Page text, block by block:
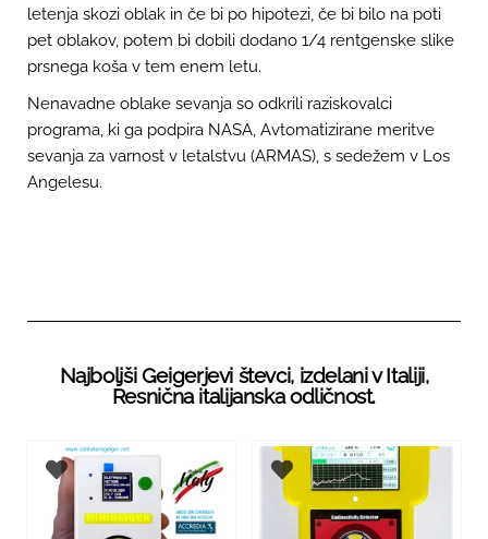
letenja skozi oblak in če bi po hipotezi, če bi bilo na poti
pet oblakov, potem bi dobili dodano 1/4 rentgenske slike
prsnega koša v tem enem letu.
Nenavadne oblake sevanja so odkrili raziskovalci
programa, ki ga podpira NASA, Avtomatizirane meritve
sevanja za varnost v letalstvu (ARMAS), s sedežem v Los
Angelesu.
Najboljši Geigerjevi števci, izdelani v Italiji,
Resnična italijanska odličnost.